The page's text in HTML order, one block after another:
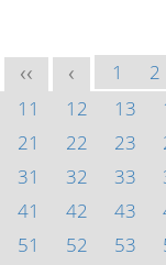
<< < 1 2
11
12 13
21
22 23
31
32 33
41
42 43
51
52 53